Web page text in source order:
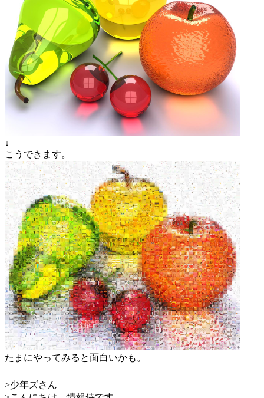
↓
こうできます。
たまにやってみると面白いかも。
>少年ズさん